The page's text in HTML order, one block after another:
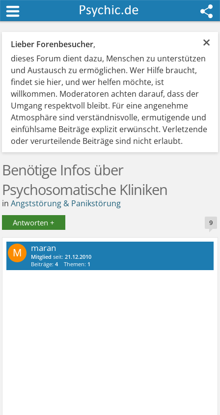
×
Lieber Forenbesucher,
dieses Forum dient dazu, Menschen zu unterstützen
und Austausch zu ermöglichen. Wer Hilfe braucht,
findet sie hier, und wer helfen möchte, ist
willkommen. Moderatoren achten darauf, dass der
Umgang respektvoll bleibt. Für eine angenehme
Atmosphäre sind verständnisvolle, ermutigende und
einfühlsame Beiträge explizit erwünscht. Verletzende
oder verurteilende Beiträge sind nicht erlaubt.
Benötige Infos über
Psychosomatische Kliniken
inAngststörung & Panikstörung
Antworten + 9
M maran
Mitglied seit:21.12.2010
Beiträge:4 Themen: 1